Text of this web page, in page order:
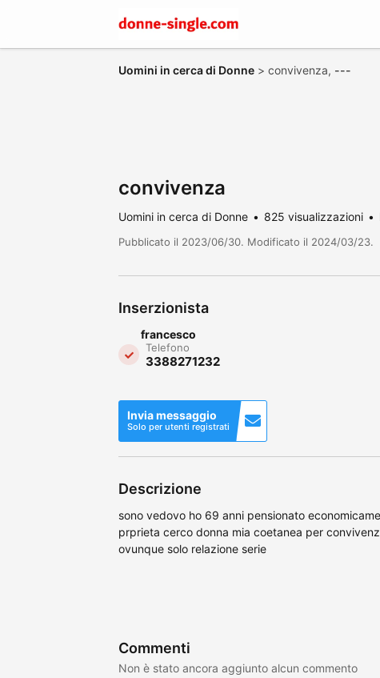
Uomini in cerca di Donne > convivenza, ---
convivenza
Uomini in cerca di Donne 825 visualizzazioni
Pubblicato il 2023/06/30. Modificato il 2024/03/23.
Inserzionista
francesco
Telefono
3388271232
Invia messaggio
Solo per utenti registrati
Descrizione
sono vedovo ho 69 anni pensionato
prprieta cerco donna mia coetanea per
ovunque solo relazione serie
Commenti
Non è stato ancora aggiunto alcun commento